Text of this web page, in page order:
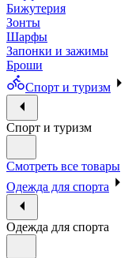
Бижутерия
Зонты
Шарфы
Запонки и зажимы
Броши
Спорт и туризм
Спорт и туризм
Смотреть все товары
Одежда для спорта
Одежда для спорта